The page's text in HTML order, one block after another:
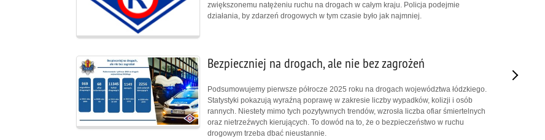
zwiększonemu natężeniu ruchu na drogach w całym kraju. Policja podejmie
działania, by zdarzeń drogowych w tym czasie było jak najmniej.
Bezpieczniej na drogach, ale nie bez zagrożeń
Podsumowujemy pierwsze półrocze 2025 roku na drogach województwa łódzkiego.
Statystyki pokazują wyraźną poprawę w zakresie liczby wypadków, kolizji i osób
rannych. Niestety mimo tych pozytywnych trendów, wzrosła liczba ofiar śmiertelnych
oraz nietrzeźwych kierujących. To dowód na to, że o bezpieczeństwo w ruchu
drogowym trzeba dbać nieustannie.